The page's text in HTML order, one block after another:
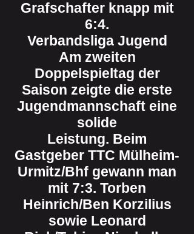
Grafschafter knapp mit
6:4.
Verbandsliga Jugend
Am zweiten
Doppelspieltag der
Saison zeigte die erste
Jugendmannschaft eine
solide
Leistung. Beim
Gastgeber TTC Mülheim-
Urmitz/Bhf gewann man
mit 7:3. Torben
Heinrich/Ben Korzilius
sowie Leonard